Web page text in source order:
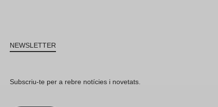
NEWSLETTER
Subscriu-te per a rebre notícies i novetats.